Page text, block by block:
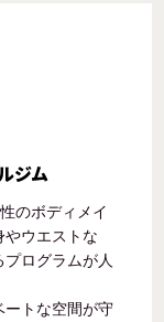
ジム
のボディメイ
やウエストな
ログラムが人
ートな空間が守